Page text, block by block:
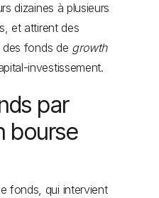
dizaines à plusieurs
et attirent des
des fonds de growth
investissement.
par
bourse
fonds, qui intervient